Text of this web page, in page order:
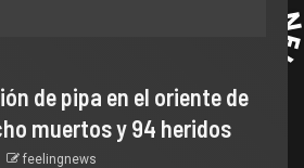
de pipa en el oriente de
muertos y 94 heridos
feelingnews